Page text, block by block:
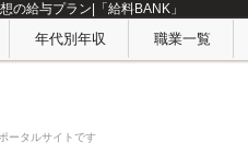
の給与プラン|「給料BANK」
年代別年収 職業一覧
ータルサイトです